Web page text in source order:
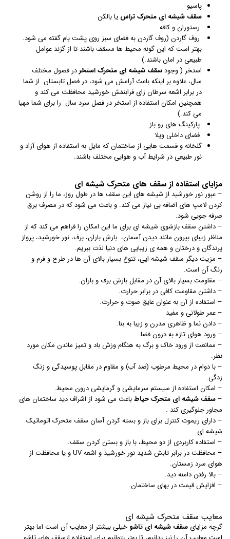
پاسیو
سقف شیشه ای متحرک تراس یا بالکن
رستوران و کافه
روف گاردن (روف گاردن به فضای سبز روی پشت بام گفته می شود.
بهتر است که این گونه محیط ها مسقف باشند تا از گزند عوامل
طبیعی در امان باشند.)
استخر ( وجودسقف شیشه ای متحرک استخردر فصول مختلف
سال، علاوه بر اینکه باعث آرامش می شود، در فصل تابستان از شما
در برابر اشعه سرطان زای فرابنفش خورشید محافظت می کند و
همچنین امکان استفاده از استخر در فصل سرد سال را برای شما مهیا
می کند.)
پارکینگ های رو باز
فضای داخلی ویلا
گلخانه و قسمت هایی از ساختمان که مایل به استفاده از هوای آزاد و
نور طبیعی در شرایط آب و هوایی مختلف باشند.
مزایای استفاده از سقف های متحرک شیشه ای
– عبور نور خورشید از شیشه های این سقف ها در طول روز، ما را از روشن
کردن لامپ های اضافه بی نیاز می کند. و باعث می شود که در مصرف برق
صرفه جویی شود.
– داشتن سقف بازشوی شیشه ای برای ما این امکان را فراهم می کند که از
مناظر زیبای بیرون مانند دیدن آسمان، بارش باران، برف، نور خورشید، پرواز
پرندگان و درختان و همه ی زیبایی های دنیا لذت ببریم.
– مزیت دیگر سقف شیشه ایی، تنوع بسیار بالای آن ها در طرح و فرم و
رنگ آن است.
– مقاومت بسیار بالای آن در مقابل بارش برف و باران.
– داشتن مقاومت کافی در برابر حرارت.
– استفاده از آن به عنوان عایق صوت و حرارت.
– عمر طولانی و مفید
– دادن نما و ظاهری مدرن و زیبا به بنا.
– ورود هوای تازه به درون فضا.
– ممانعت از ورود خاک و برگ به هنگام وزش باد و تمیز ماندن مکان مورد
نظر.
– با دوام در محیط مرطوب (ضد آب) و مقاوم در مقابل پوسیدگی و زنگ
زدگی.
– امکان استفاده از سیستم سرمایشی و گرمایشی درون محیط.
– سقف شیشه ای متحرک حیاطباعث می شود از اشراف دید ساختمان های
مجاور جلوگیری کند .
– دارای ریموت کنترل برای باز و بسته کردن آسان سقف متحرک اتوماتیک
شیشه ای
– استفاده کاربردی از دو محیط، با باز و بستن کردن سقف.
– محافظت در برابر تابش شدید نور خورشید و اشعه UV و یا محافظت از
هوای سرد زمستان.
– بالا رفتن دامنه دید.
– افزایش قیمت در بهای ساختمان.
معایب سقف متحرک شیشه ای
گرچه مزایای سقف شیشه ای تاشوخیلی بیشتر از معایب آن است اما بهتر